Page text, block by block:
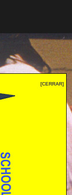
[CERRAR]
el